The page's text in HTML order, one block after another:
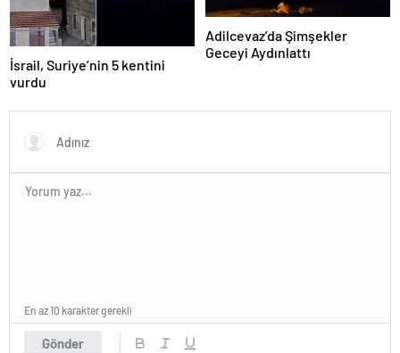
İsrail, Suriye’nin 5 kentini
vurdu
Adilcevaz’da Şimşekler
Geceyi Aydınlattı
Gönder
En az 10 karakter gerekli